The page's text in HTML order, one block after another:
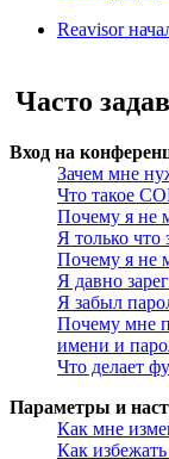
Reavisor
Часто
Вход на
Зачем мне
Что такое
Почему я не
Я только что
Почему я не
Я давно
Я забыл
Почему мне
имени и
Что делает
Параметры и
Как мне
Как